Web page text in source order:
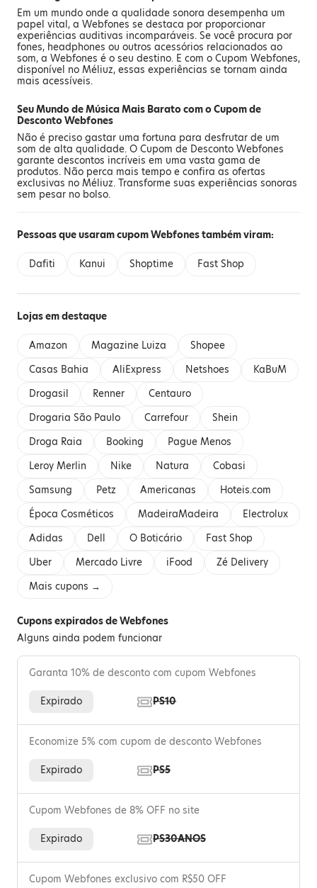
Em um mundo onde a qualidade sonora desempenha um
papel vital, a Webfones se destaca por proporcionar
experiências auditivas incomparáveis. Se você procura por
fones, headphones ou outros acessórios relacionados ao
som, a Webfones é o seu destino. E com o Cupom Webfones,
disponível no Méliuz, essas experiências se tornam ainda
mais acessíveis.
Seu Mundo de Música Mais Barato com o Cupom de
Desconto Webfones
Não é preciso gastar uma fortuna para desfrutar de um
som de alta qualidade. O Cupom de Desconto Webfones
garante descontos incríveis em uma vasta gama de
produtos. Não perca mais tempo e confira as ofertas
exclusivas no Méliuz. Transforme suas experiências sonoras
sem pesar no bolso.
Pessoas que usaram cupom Webfones também viram:
Dafiti Kanui Shoptime Fast Shop
Lojas em destaque
Amazon Magazine Luiza
Shopee
Casas Bahia
AliExpress Netshoes
KaBuM
Drogasil
Renner
Centauro
Drogaria São Paulo
Carrefour
Shein
Droga Raia
Booking
Pague Menos
Leroy Merlin
Nike Natura
Cobasi
Samsung
Petz Americanas
Hoteis.com
Época Cosméticos
MadeiraMadeira
Electrolux
Adidas
Dell O Boticário
Fast Shop
Uber
Mercado Livre iFood
Zé Delivery
Mais cupons →
Cupons expirados de Webfones
Alguns ainda podem funcionar
Garanta 10% de desconto com cupom Webfones
Expirado PS10
Economize 5% com cupom de desconto Webfones
Expirado PS5
Cupom Webfones de 8% OFF no site
Expirado PS30ANOS
Cupom Webfones exclusivo com R$50 OFF